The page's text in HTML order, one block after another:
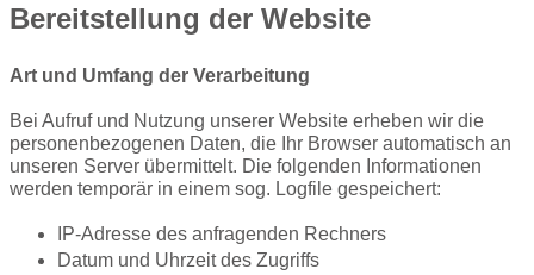
Bereitstellung der Website
Art und Umfang der Verarbeitung
Bei Aufruf und Nutzung unserer Website erheben wir die
personenbezogenen Daten, die Ihr Browser automatisch an
unseren Server übermittelt. Die folgenden Informationen
werden temporär in einem sog. Logfile gespeichert:
IP-Adresse des anfragenden Rechners
Datum und Uhrzeit des Zugriffs